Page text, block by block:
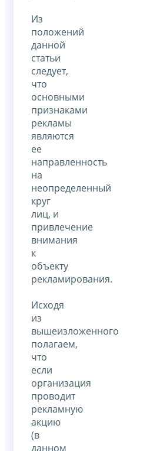
Из
положений
данной
статьи
следует,
что
основными
признаками
рекламы
являются
ее
направленность
на
неопределенный
круг
лиц, и
привлечение
внимания
к
объекту
рекламирования.
Исходя
из
вышеизложенного
полагаем,
что
если
организация
проводит
рекламную
акцию
(в
данном